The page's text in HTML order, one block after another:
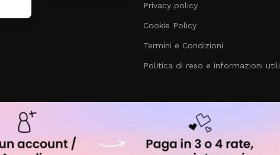
Privacy policy
Cookie Policy
Termini e Condizioni
Politica di reso e informazioni utili